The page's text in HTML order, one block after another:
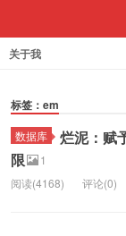
关于我
标签：em
数据库
烂泥：赋
限
1
阅读(4168)
评论(0)